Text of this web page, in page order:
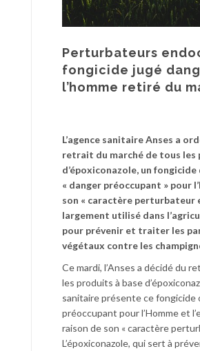
Perturbateurs
fongicide jugé
l’homme retiré du
L’agence sanitaire Anses a
retrait du marché de tous les
d’époxiconazole, un
« danger préoccupant » pour
son « caractère perturbateur
largement utilisé dans
pour prévenir et traiter les
végétaux contre les
Ce mardi, l’Anses a décidé du
les produits à base
sanitaire présente ce fongicide
préoccupant pour l’Homme et
raison de son « caractère
L’époxiconazole, qui sert à